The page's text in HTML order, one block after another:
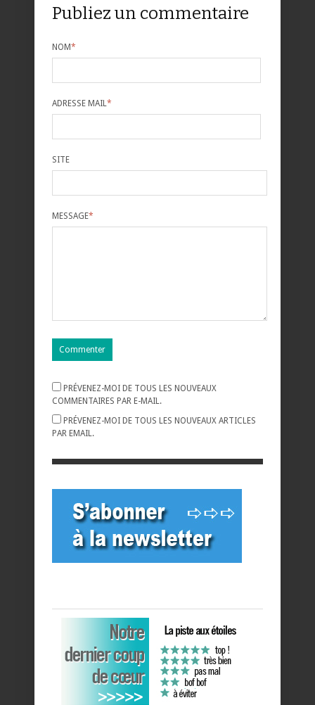
Publiez un commentaire
NOM*
ADRESSE MAIL*
SITE
MESSAGE*
PRÉVENEZ-MOI DE TOUS LES NOUVEAUX
COMMENTAIRES PAR E-MAIL.
PRÉVENEZ-MOI DE TOUS LES NOUVEAUX ARTICLES
PAR EMAIL.